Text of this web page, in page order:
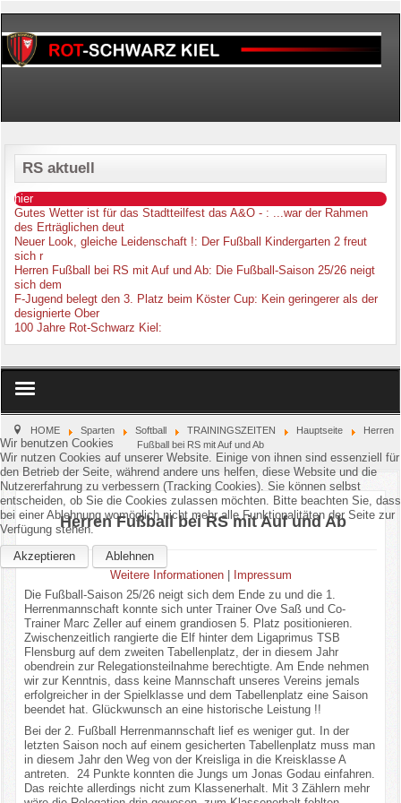
RS aktuell
hier
Gutes Wetter ist für das Stadtteilfest das A&O - : ...war der Rahmen
des Erträglichen deut
Neuer Look, gleiche Leidenschaft !: Der Fußball Kindergarten 2 freut
sich r
Herren Fußball bei RS mit Auf und Ab: Die Fußball-Saison 25/26 neigt
sich dem
F-Jugend belegt den 3. Platz beim Köster Cup: Kein geringerer als der
designierte Ober
100 Jahre Rot-Schwarz Kiel :
Home
Verein
Kinderschutz
Sparten
Events
Gastronomie
Aktuell
HOME Sparten Softball TRAININGSZEITEN Hauptseite
Herren
Fußball bei RS mit Auf und Ab
Herren Fußball bei RS mit Auf und Ab
Die Fußball-Saison 25/26 neigt sich dem Ende zu und die 1.
Herrenmannschaft konnte sich unter Trainer Ove Saß und Co-
Trainer Marc Zeller auf einem grandiosen 5. Platz positionieren.
Zwischenzeitlich rangierte die Elf hinter dem Ligaprimus TSB
Flensburg auf dem zweiten Tabellenplatz, der in diesem Jahr
obendrein zur Relegationsteilnahme berechtigte. Am Ende nehmen
wir zur Kenntnis, dass keine Mannschaft unseres Vereins jemals
erfolgreicher in der Spielklasse und dem Tabellenplatz eine Saison
beendet hat. Glückwunsch an eine historische Leistung !!
Bei der 2. Fußball Herrenmannschaft lief es weniger gut. In der
letzten Saison noch auf einem gesicherten Tabellenplatz muss man
in diesem Jahr den Weg von der Kreisliga in die Kreisklasse A
antreten. 24 Punkte konnten die Jungs um Jonas Godau einfahren.
Das reichte allerdings nicht zum Klassenerhalt. Mit 3 Zählern mehr
Wir benutzen Cookies
Wir nutzen Cookies auf unserer Website. Einige von ihnen sind essenziell für
den Betrieb der Seite, während andere uns helfen, diese Website und die
Nutzererfahrung zu verbessern (Tracking Cookies). Sie können selbst
entscheiden, ob Sie die Cookies zulassen möchten. Bitte beachten Sie, dass
bei einer Ablehnung womöglich nicht mehr alle Funktionalitäten der Seite zur
Verfügung stehen.
Akzeptieren
Ablehnen
Weitere Informationen| Impressum